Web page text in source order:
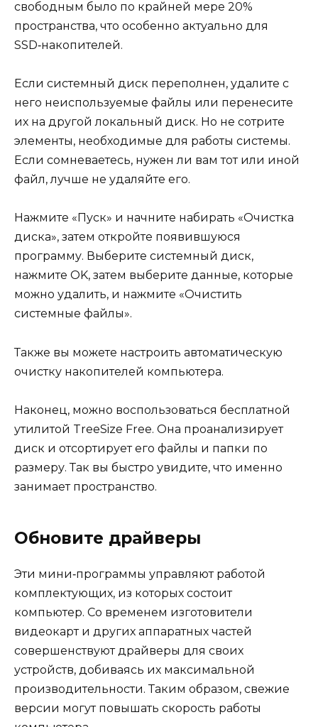
свободным было по крайней мере 20%
пространства, что особенно актуально для
SSD‑накопителей.
Если системный диск переполнен, удалите с
него неиспользуемые файлы или перенесите
их на другой локальный диск. Но не сотрите
элементы, необходимые для работы системы.
Если сомневаетесь, нужен ли вам тот или иной
файл, лучше не удаляйте его.
Нажмите «Пуск» и начните набирать «Очистка
диска», затем откройте появившуюся
программу. Выберите системный диск,
нажмите OK, затем выберите данные, которые
можно удалить, и нажмите «Очистить
системные файлы».
Также вы можете настроить автоматическую
очистку накопителей компьютера.
Наконец, можно воспользоваться бесплатной
утилитой TreeSize Free. Она проанализирует
диск и отсортирует его файлы и папки по
размеру. Так вы быстро увидите, что именно
занимает пространство.
Обновите драйверы
Эти мини‑программы управляют работой
комплектующих, из которых состоит
компьютер. Со временем изготовители
видеокарт и других аппаратных частей
совершенствуют драйверы для своих
устройств, добиваясь их максимальной
производительности. Таким образом, свежие
версии могут повышать скорость работы